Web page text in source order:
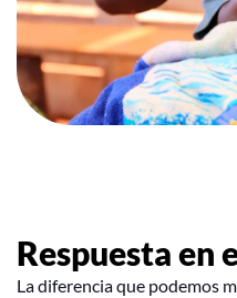
Respuesta en
La diferencia que podemos